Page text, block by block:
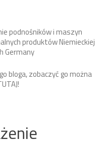
podnośników i maszyn
produktów Niemieckiej
Germany
bloga, zobaczyć go można
!